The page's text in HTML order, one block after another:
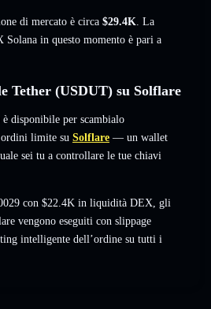
di mercato è circa $29.4K. La
in questo momento è pari a
Tether (USDUT) su Solflare
disponibile per scambialo
ordini limite su Solflare — un wallet
sei tu a controllare le tue chiavi
con $22.4K in liquidità DEX, gli
vengono eseguiti con slippage
intelligente dell’ordine su tutti i